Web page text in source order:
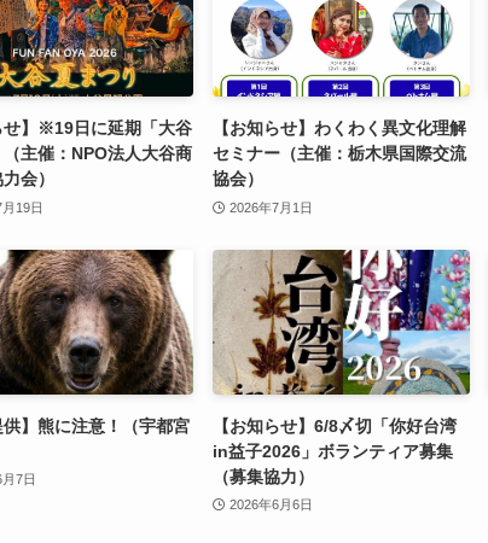
せ】※19日に延期「大谷
主催：NPO法人大谷商
会）
19日
【お知らせ】わくわく異文化理解
セミナー（主催：栃木県国際交流
協会）
2026年7月1日
供】熊に注意！（宇都宮
7日
【お知らせ】6/8〆切「你好台湾
in益子2026」ボランティア募集
（募集協力）
2026年6月6日